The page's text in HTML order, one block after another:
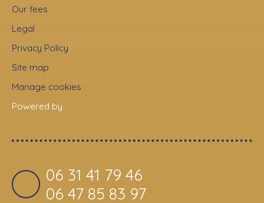
Our fees
Legal
Privacy Policy
Site map
Manage cookies
Powered by
06 31 41 79 46
06 47 85 83 97